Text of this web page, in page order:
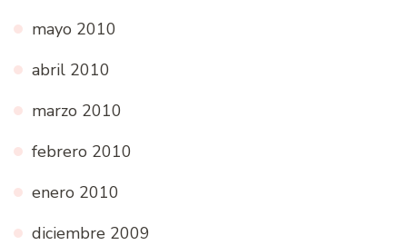
mayo 2010
abril 2010
marzo 2010
febrero 2010
enero 2010
diciembre 2009